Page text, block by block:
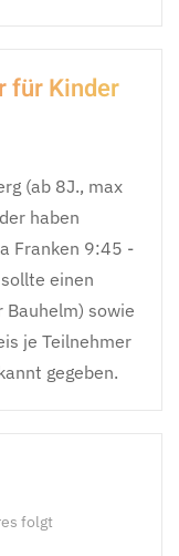
für Kinder
(ab 8J., max
haben
Franken 9:45 -
einen
Bauhelm) sowie
je Teilnehmer
gegeben.
folgt